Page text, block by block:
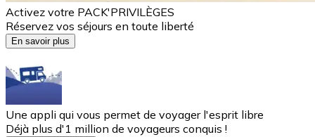
Activez votre PACK'PRIVILÈGES
Réservez vos séjours en toute liberté
En savoir plus
Une appli qui vous permet de voyager l'esprit libre
Déjà plus d'1 million de voyageurs conquis !